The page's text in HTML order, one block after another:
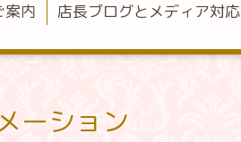
案内
店長ブログとメディア対応
ーション